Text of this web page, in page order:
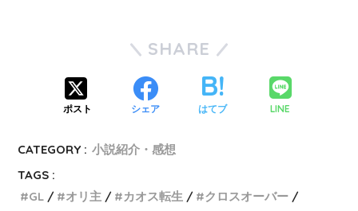
SHARE
ポスト シェア はてブ LINE
CATEGORY : 小説紹介・感想
TAGS :
GL
オリ主 カオス転生
クロスオーバー